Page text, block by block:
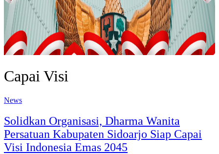
Capai Visi
News
Solidkan Organisasi, Dharma Wanita
Persatuan Kabupaten Sidoarjo Siap Capai
Visi Indonesia Emas 2045